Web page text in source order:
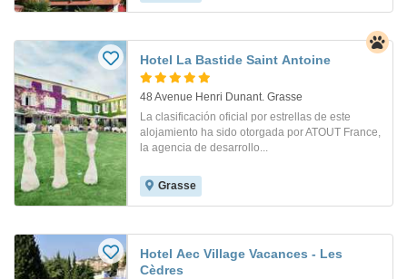
Hotel La Bastide Saint Antoine
48 Avenue Henri Dunant. Grasse
La clasificación oficial por estrellas de este
alojamiento ha sido otorgada por ATOUT France,
la agencia de desarrollo...
Grasse
Hotel Aec Village Vacances - Les
Cèdres